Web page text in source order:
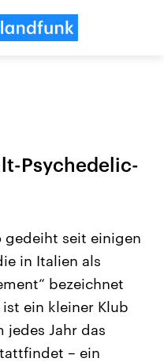
USA
Aktuelle Beiträge,
Hintergründe
Wirtschaftlich und
gehören die Vereinigten
den mächtigsten Ländern
mit großem Einfluss auf
Psychedelic-
gedeiht seit einigen
in Italien als
bezeichnet
ein kleiner Klub
jedes Jahr das
– ein